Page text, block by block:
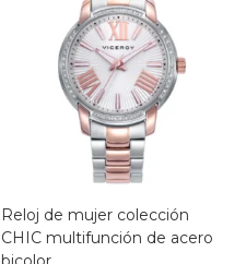
Reloj de mujer colección
CHIC multifunción de acero